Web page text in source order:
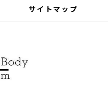
サイトマップ